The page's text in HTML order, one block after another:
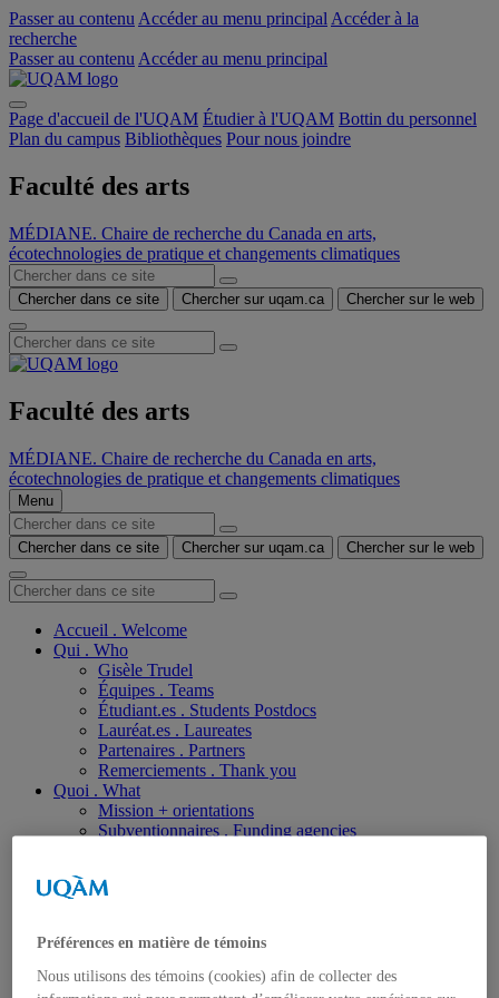
Passer au contenu Accéder au menu principal Accéder à la
recherche
Passer au contenu Accéder au menu principal
Page d'accueil de l'UQAM Étudier à l'UQAM Bottin du personnel
Plan du campus Bibliothèques Pour nous joindre
Faculté des arts
MÉDIANE. Chaire de recherche du Canada en arts,
écotechnologies de pratique et changements climatiques
Chercher dans ce site Chercher sur uqam.ca Chercher sur le web
Faculté des arts
MÉDIANE. Chaire de recherche du Canada en arts,
écotechnologies de pratique et changements climatiques
Menu
Chercher dans ce site Chercher sur uqam.ca Chercher sur le web
Accueil . Welcome
Qui . Who
Gisèle Trudel
Équipes . Teams
Étudiant.es . Students Postdocs
Lauréat.es . Laureates
Partenaires . Partners
Remerciements . Thank you
Quoi . What
Mission + orientations
Subventionnaires . Funding agencies
Atelier SILEX: une conversation entre Antoine
Caron, Stéphane Claude et Gisèle Trudel
Programme ICI : Une conversation entre
Préférences en matière de témoins
Nous utilisons des témoins (cookies) afin de collecter des